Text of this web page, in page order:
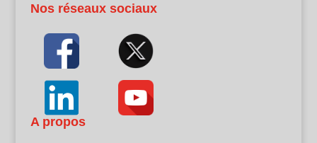
Nos réseaux sociaux
A propos